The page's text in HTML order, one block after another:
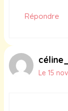
Répondre
Le 15